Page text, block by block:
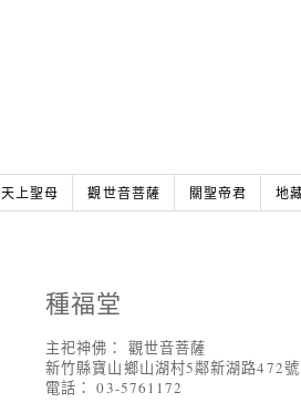
天上聖母 觀世音菩薩 關聖帝君 地
種福堂
主祀神佛： 觀世音菩薩
新竹縣寶山鄉山湖村5鄰新湖路472號
電話： 03-5761172